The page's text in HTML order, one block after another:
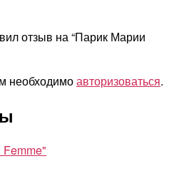
отзыв на “Парик Марии
необходимоавторизоваться.